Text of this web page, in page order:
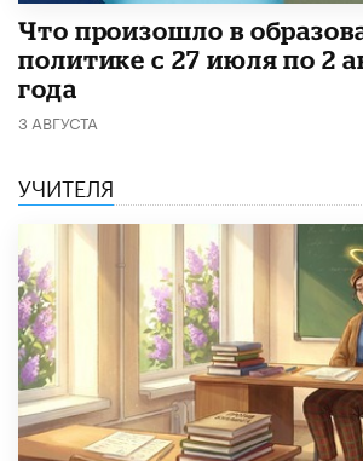
​Что произошло в
политике с 27 июля по 2
года
3 АВГУСТА
УЧИТЕЛЯ